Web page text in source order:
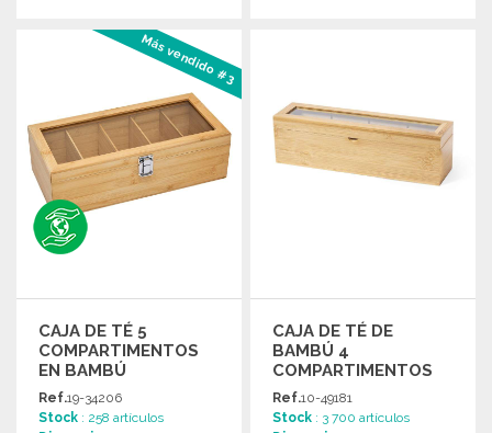
PEDIR
Solicitar un presupuesto
Más vendido #3
CAJA DE TÉ 5
COMPARTIMENTOS
EN BAMBÚ
Ref.19-34206
Stock : 258 artículos
CAJA DE TÉ DE
BAMBÚ 4
COMPARTIMENTOS
Ref.10-49181
Stock : 3 700 artículos